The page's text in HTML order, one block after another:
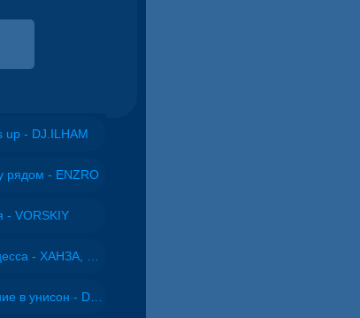
up - DJ.ILHAM
рядом - ENZRO
- VORSKIY